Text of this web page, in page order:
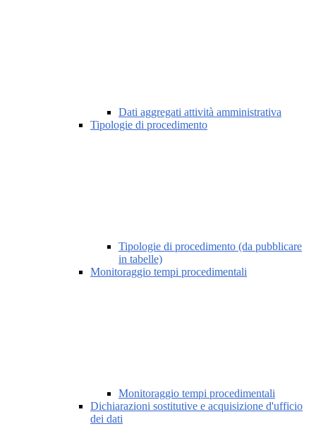
Dati aggregati attività amministrativa
Tipologie di procedimento
Tipologie di procedimento (da pubblicare
in tabelle)
Monitoraggio tempi procedimentali
Monitoraggio tempi procedimentali
Dichiarazioni sostitutive e acquisizione d'ufficio
dei dati